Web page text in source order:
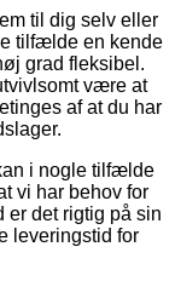
til dig selv eller
tilfælde en kende
grad fleksibel.
være at
af at du har
i nogle tilfælde
vi har behov for
er det rigtig på sin
leveringstid for